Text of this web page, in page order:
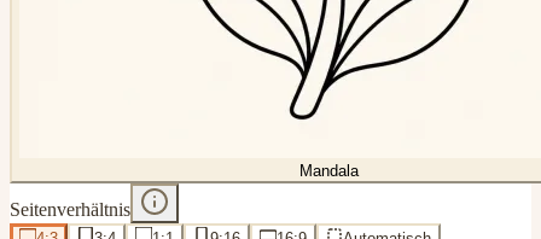
Mandala
Seitenverhältnis